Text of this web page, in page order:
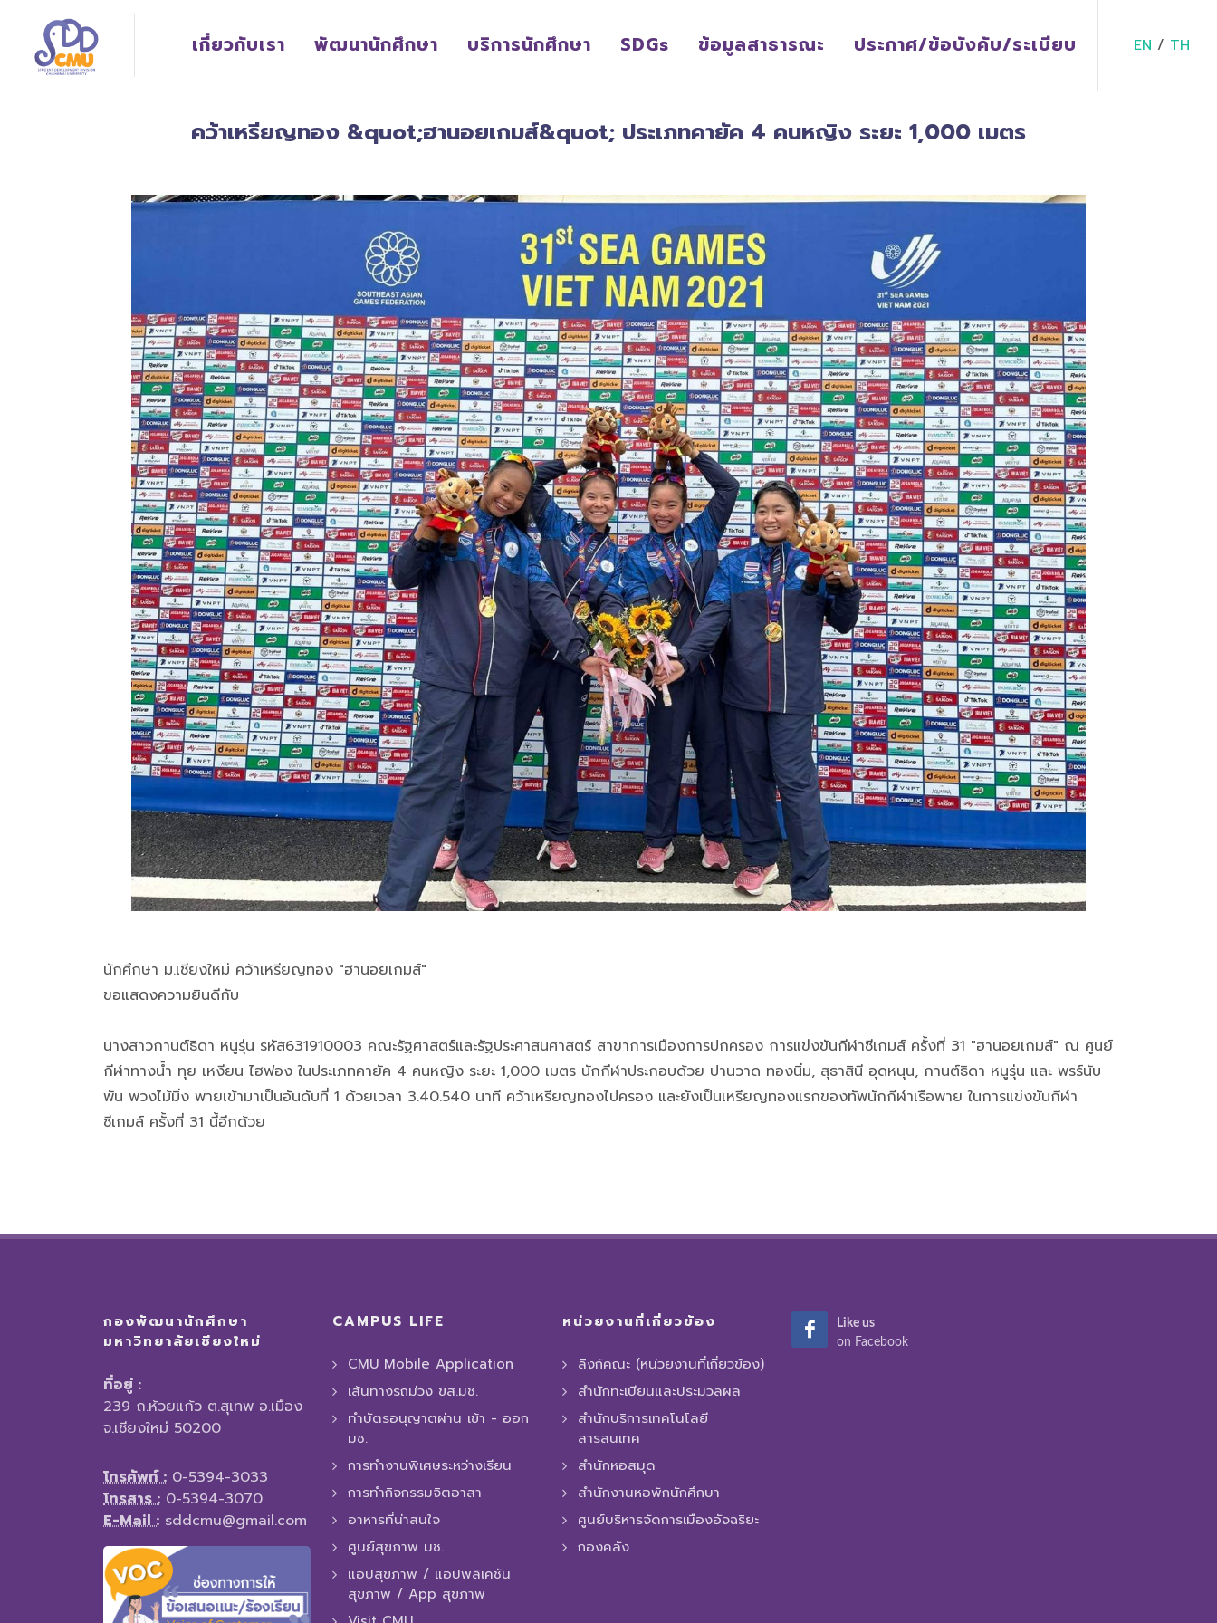
EN / TH
เกี่ยวกับเรา พัฒนานักศึกษา บริการนักศึกษา SDGs ข้อมูลสาธารณะ ประกาศ/ข้อบังคับ/ระเบียบ
คว้าเหรียญทอง &quot;ฮานอยเกมส์&quot; ประเภทคายัค 4 คนหญิง ระยะ 1,000 เมตร
นักศึกษา ม.เชียงใหม่ คว้าเหรียญทอง "ฮานอยเกมส์"
ขอแสดงความยินดีกับ
นางสาวกานต์ธิดา หนูรุ่น รหัส631910003 คณะรัฐศาสตร์และรัฐประศาสนศาสตร์ สาขาการเมืองการปกครอง การแข่งขันกีฬาซีเกมส์ ครั้งที่ 31 "ฮานอยเกมส์" ณ ศูนย์
กีฬาทางน้ำ ทุย เหงียน ไฮฟอง ในประเภทคายัค 4 คนหญิง ระยะ 1,000 เมตร นักกีฬาประกอบด้วย ปานวาด ทองนิ่ม, สุธาสินี อุดหนุน, กานต์ธิดา หนูรุ่น และ พรร์นับ
พัน พวงไม้มิ่ง พายเข้ามาเป็นอันดับที่ 1 ด้วยเวลา 3.40.540 นาที คว้าเหรียญทองไปครอง และยังเป็นเหรียญทองแรกของทัพนักกีฬาเรือพาย ในการแข่งขันกีฬา
ซีเกมส์ ครั้งที่ 31 นี้อีกด้วย
กองพัฒนานักศึกษา
มหาวิทยาลัยเชียงใหม่
ที่อยู่ :
239 ถ.ห้วยแก้ว ต.สุเทพ อ.เมือง
จ.เชียงใหม่ 50200
โทรศัพท์ : 0-5394-3033
โทรสาร : 0-5394-3070
E-Mail : sddcmu@gmail.com
CAMPUS LIFE
CMU Mobile Application
เส้นทางรถม่วง ขส.มช.
ทำบัตรอนุญาตผ่าน เข้า - ออก
มช.
การทํางานพิเศษระหว่างเรียน
การทำกิจกรรมจิตอาสา
อาหารที่น่าสนใจ
ศูนย์สุขภาพ มช.
แอปสุขภาพ / แอปพลิเคชัน
สุขภาพ / App สุขภาพ
หน่วยงานที่เกี่ยวข้อง
ลิงก์คณะ (หน่วยงานที่เกี่ยวข้อง)
สำนักทะเบียนและประมวลผล
สำนักบริการเทคโนโลยี
สารสนเทศ
สำนักหอสมุด
สำนักงานหอพักนักศึกษา
ศูนย์บริหารจัดการเมืองอัจฉริยะ
กองคลัง
Like us
on Facebook